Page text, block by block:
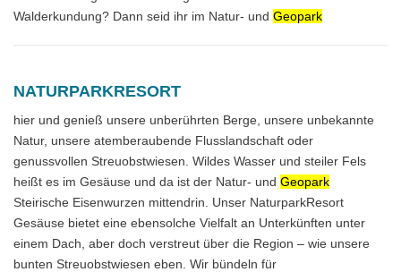
Walderkundung? Dann seid ihr im Natur- und Geopark
NATURPARKRESORT
hier und genieß unsere unberührten Berge, unsere unbekannte
Natur, unsere atemberaubende Flusslandschaft oder
genussvollen Streuobstwiesen. Wildes Wasser und steiler Fels
heißt es im Gesäuse und da ist der Natur- und Geopark
Steirische Eisenwurzen mittendrin. Unser NaturparkResort
Gesäuse bietet eine ebensolche Vielfalt an Unterkünften unter
einem Dach, aber doch verstreut über die Region – wie unsere
bunten Streuobstwiesen eben. Wir bündeln für